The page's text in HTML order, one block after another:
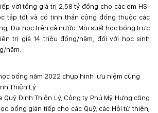
với tổng giá trị 2,58 tỷ đồng cho các em HS-
tập tốt và có tinh thần cộng đồng thuộc các
Đại học trên cả nước. Mỗi suất học bổng trực
trị giá 14 triệu đồng/năm, đối với học sinh
năm.
bổng năm 2022 chụp hình lưu niệm cùng
Thiện Lý
Đinh Thiện Lý, Công ty Phú Mỹ Hưng cũng
bổng gián tiếp cho các Quỹ, các Hội từ thiện,